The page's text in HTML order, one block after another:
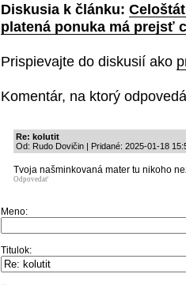
Diskusia k článku:
platená ponuka má prejsť
Prispievajte do diskusií ako
Komentár, na ktorý
Re: kolutit
Od: Rudo Dovičin | Pridané: 2025-01-18
Tvoja našminkovaná mater tu nikoho
Odpovedať
Meno:
Titulok: